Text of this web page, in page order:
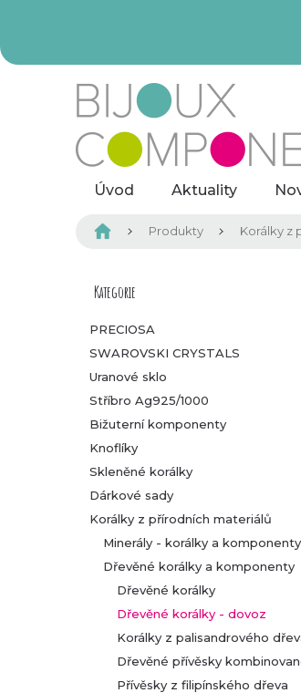
Úvod Aktuality
Domů Produkty Korálky z
P
o
s
t
r
a
n
n
Přeskočit
Kategorie
PRECIOSA
SWAROVSKI CRYSTALS
Uranové sklo
Stříbro Ag925/1000
Bižuterní komponenty
Knoflíky
Skleněné korálky
Dárkové sady
Korálky z přírodních materiálů
Minerály - korálky a komponenty
Dřevěné korálky a komponenty
Dřevěné korálky
Dřevěné korálky - dovoz
Korálky z palisandrového
Dřevěné přívěsky
Přívěsky z filipínského dřeva